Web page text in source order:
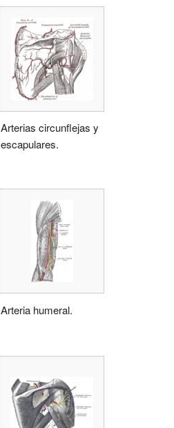
Arterias circunflejas y
escapulares.
Arteria humeral.